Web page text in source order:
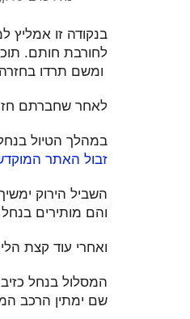
בנקודה זו אמליץ
לחורבת חותם.
ומשם תרדו
לאחר שחברתם
במהלך הטיול בנחל
זבול האתר
השביל הירוק
והם מותירים
ואחרי עוד קצת
המסלול בנחל
שם ימתין הרכב